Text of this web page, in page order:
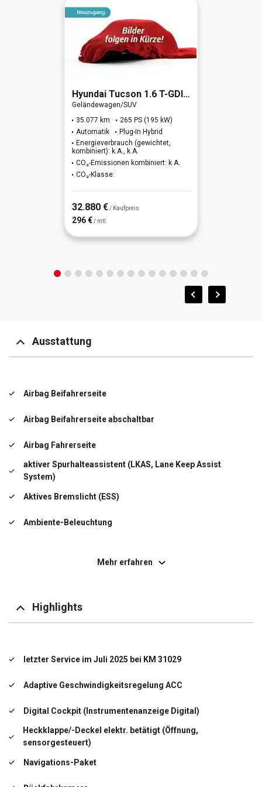
Hyundai Tucson 1.6 T-GDI N Line Plug-In Hybrid 4WD
Geländewagen/SUV
35.077 km
265 PS (195 kW)
Automatik
Plug-In Hybrid
Energieverbrauch (gewichtet,
kombiniert): k.A., k.A.
CO₂-Emissionen kombiniert: k.A.
CO₂-Klasse:
32.880 € / Kaufpreis
296 € / mtl
Ausstattung
Airbag Beifahrerseite
Airbag Beifahrerseite abschaltbar
Airbag Fahrerseite
aktiver Spurhalteassistent (LKAS, Lane Keep Assist
System)
Aktives Bremslicht (ESS)
Ambiente-Beleuchtung
Audiosystem: Radio RDS
Einschaltautomatik für Fahrlicht / Lichtsensor
Mehr erfahren
Highlights
letzter Service im Juli 2025 bei KM 31029
Adaptive Geschwindigkeitsregelung ACC
Digital Cockpit (Instrumentenanzeige Digital)
Heckklappe/-Deckel elektr. betätigt (Öffnung,
sensorgesteuert)
Navigations-Paket